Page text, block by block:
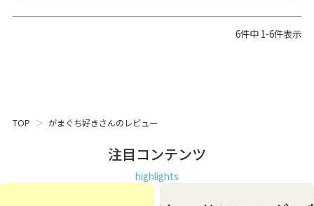
6件中 1-6件表示
TOP がまぐち好きさんのレビュー
注目コンテンツ
highlights